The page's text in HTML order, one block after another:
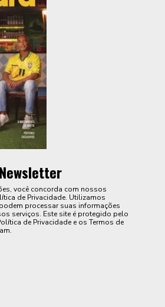
você concorda com nossos
de Privacidade. Utilizamos
processar suas informações
serviços. Este site é protegido pelo
de Privacidade e os Termos de